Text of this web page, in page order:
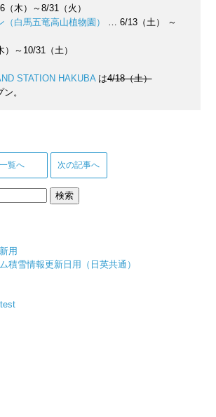
木）～8/31（火）
白馬五竜高山植物園）
… 6/13（土） ～
～10/31（土）
STATION HAKUBAは4/18（土）
。
一覧へ 次の記事へ
用
積雪情報更新日用（日英共通）